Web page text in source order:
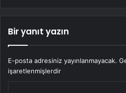
Bir yanıt yazın
E-posta adresiniz yayınlanmayacak.
işaretlenmişlerdir